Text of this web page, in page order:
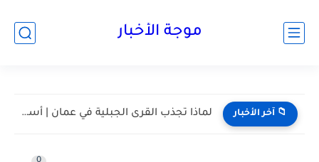
موجة الأخبار
📁 آخر الأخبار مسقط واحدة من أكثر المدن هدوءا في الخليج | أعرف...